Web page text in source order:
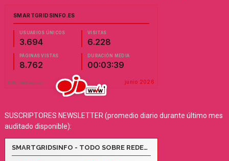
SUSCRIPTORES NEWSLETTER (promedio diario durante último mes
auditado disponible):